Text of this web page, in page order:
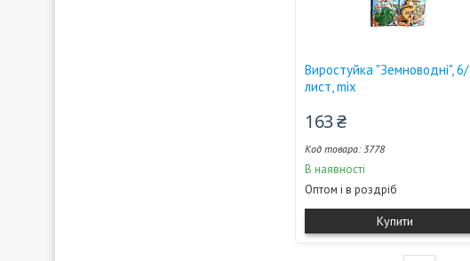
Виростуйка "Земноводні", 6/
лист, mix
163 ₴
3778
В наявності
Оптом і в роздріб
Купити